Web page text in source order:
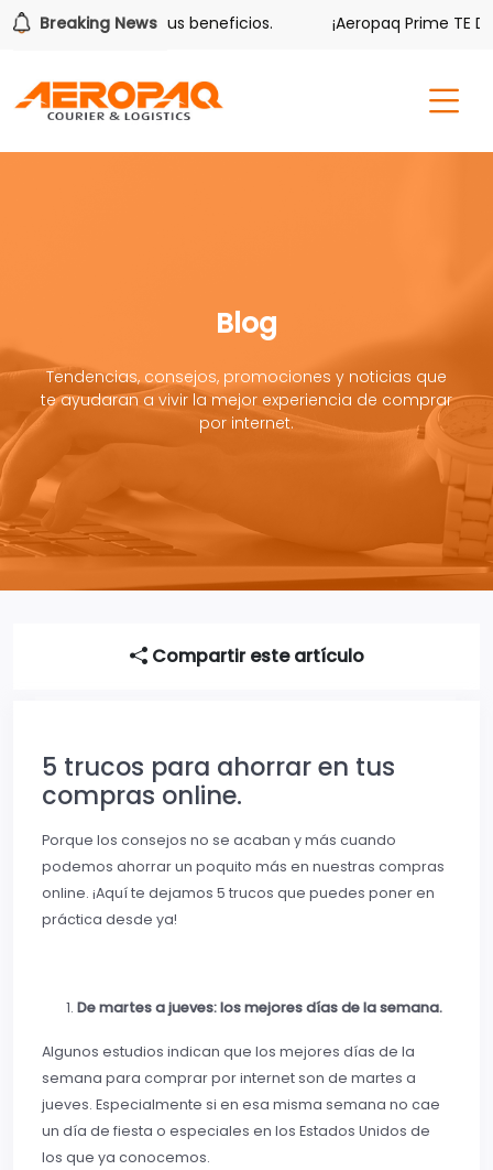
Breaking News
también tiene sus beneficios. ¡Aeropaq Prime TE DA
Blog
Tendencias, consejos, promociones y noticias que
te ayudaran a vivir la mejor experiencia de comprar
por internet.
Compartir este artículo
5 trucos para ahorrar en tus
compras online.
Porque los consejos no se acaban y más cuando
podemos ahorrar un poquito más en nuestras compras
online. ¡Aquí te dejamos 5 trucos que puedes poner en
práctica desde ya!
De martes a jueves: los mejores días de la semana.
Algunos estudios indican que los mejores días de la
semana para comprar por internet son de martes a
jueves. Especialmente si en esa misma semana no cae
un día de fiesta o especiales en los Estados Unidos de
los que ya conocemos.